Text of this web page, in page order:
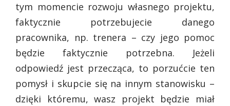
tym momencie rozwoju własnego projektu,
faktycznie potrzebujecie danego
pracownika, np. trenera – czy jego pomoc
będzie faktycznie potrzebna. Jeżeli
odpowiedź jest przecząca, to porzućcie ten
pomysł i skupcie się na innym stanowisku –
dzięki któremu, wasz projekt będzie miał